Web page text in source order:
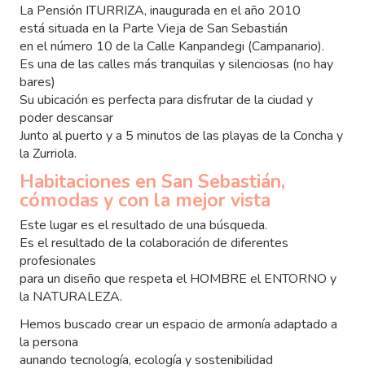
La Pensión ITURRIZA, inaugurada en el año 2010
está situada en la Parte Vieja de San Sebastián
en el número 10 de la Calle Kanpandegi (Campanario).
Es una de las calles más tranquilas y silenciosas (no hay
bares)
Su ubicación es perfecta para disfrutar de la ciudad y
poder descansar
Junto al puerto y a 5 minutos de las playas de la Concha y
la Zurriola.
Habitaciones en San Sebastián,
cómodas y con la mejor vista
Este lugar es el resultado de una búsqueda.
Es el resultado de la colaboración de diferentes
profesionales
para un diseño que respeta el HOMBRE el ENTORNO y
la NATURALEZA.
Hemos buscado crear un espacio de armonía adaptado a
la persona
aunando tecnología, ecología y sostenibilidad